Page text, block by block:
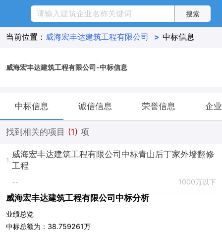
当前位置： 威海宏丰达建筑工程有限公司 > 中标信息
威海宏丰达建筑工程有限公司-中标信息
中标信息 诚信信息 荣誉信息 企
找到相关的项目 (1) 项
1
威海宏丰达建筑工程有限公司中标青山后丁家外墙翻修
工程
-- 1000万以下
威海宏丰达建筑工程有限公司中标分析
业绩总览
中标总额为：38.759261万